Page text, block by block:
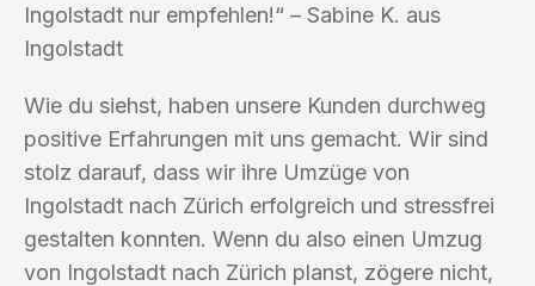
Ingolstadt nur empfehlen!“ – Sabine K. aus
Ingolstadt
Wie du siehst, haben unsere Kunden durchweg
positive Erfahrungen mit uns gemacht. Wir sind
stolz darauf, dass wir ihre Umzüge von
Ingolstadt nach Zürich erfolgreich und stressfrei
gestalten konnten. Wenn du also einen Umzug
von Ingolstadt nach Zürich planst, zögere nicht,